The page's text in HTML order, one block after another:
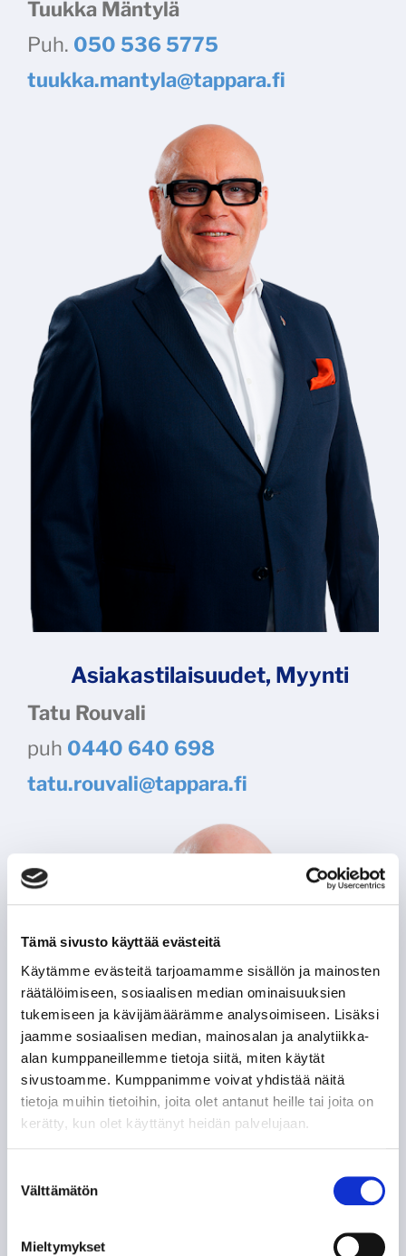
Tämä sivusto käyttää evästeitä
Käytämme evästeitä tarjoamamme sisällön ja mainosten
räätälöimiseen, sosiaalisen median ominaisuuksien
tukemiseen ja kävijämäärämme analysoimiseen. Lisäksi
jaamme sosiaalisen median, mainosalan ja analytiikka-
alan kumppaneillemme tietoja siitä, miten käytät
sivustoamme. Kumppanimme voivat yhdistää näitä
tietoja muihin tietoihin, joita olet antanut heille tai joita on
kerätty, kun olet käyttänyt heidän palvelujaan.
valinta
Välttämätön
Mieltymykset
Tuukka Mäntylä
Puh. 050 536 5775
tuukka.mantyla@tappara.fi
Asiakastilaisuudet, Myynti
Tatu Rouvali
puh 0440 640 698
tatu.rouvali@tappara.fi